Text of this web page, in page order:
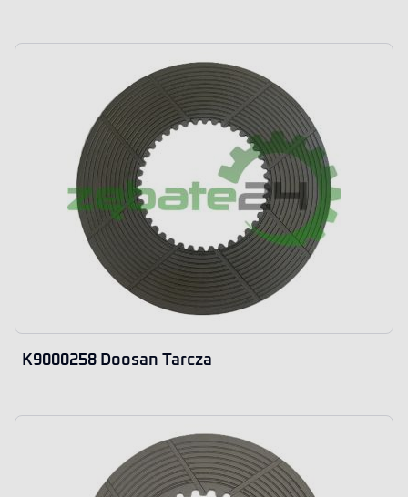
K9000258 Doosan Tarcza